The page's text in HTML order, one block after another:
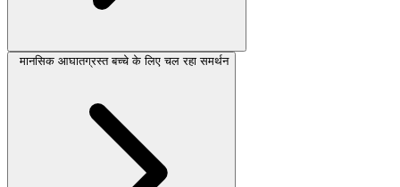
मानसिक आघातग्रस्त बच्चे के लिए चल रहा समर्थन